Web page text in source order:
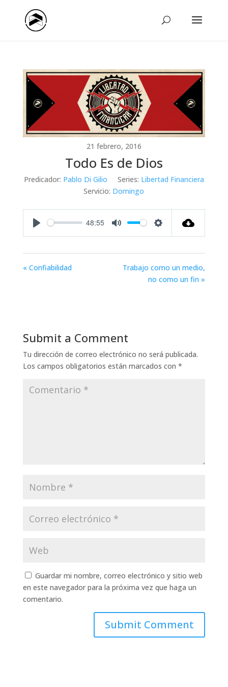
21 febrero, 2016
Todo Es de Dios
Predicador: Pablo Di Gilio Series: Libertad Financiera
Servicio: Domingo
48:55
« Confiabilidad
Trabajo como un medio,
no como un fin »
Submit a Comment
Tu dirección de correo electrónico no será publicada.
Los campos obligatorios están marcados con *
Guardar mi nombre, correo electrónico y sitio web
en este navegador para la próxima vez que haga un
comentario.